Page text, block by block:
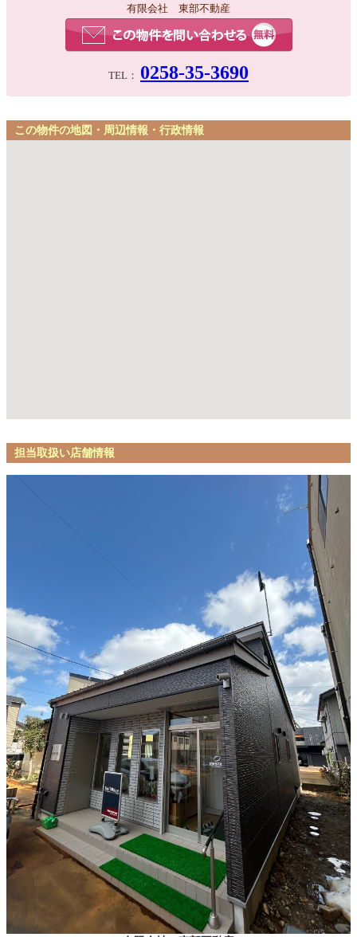
有限会社 東部不動産
TEL： 0258-35-3690
この物件の地図・周辺情報・行政情報
担当取扱い店舗情報